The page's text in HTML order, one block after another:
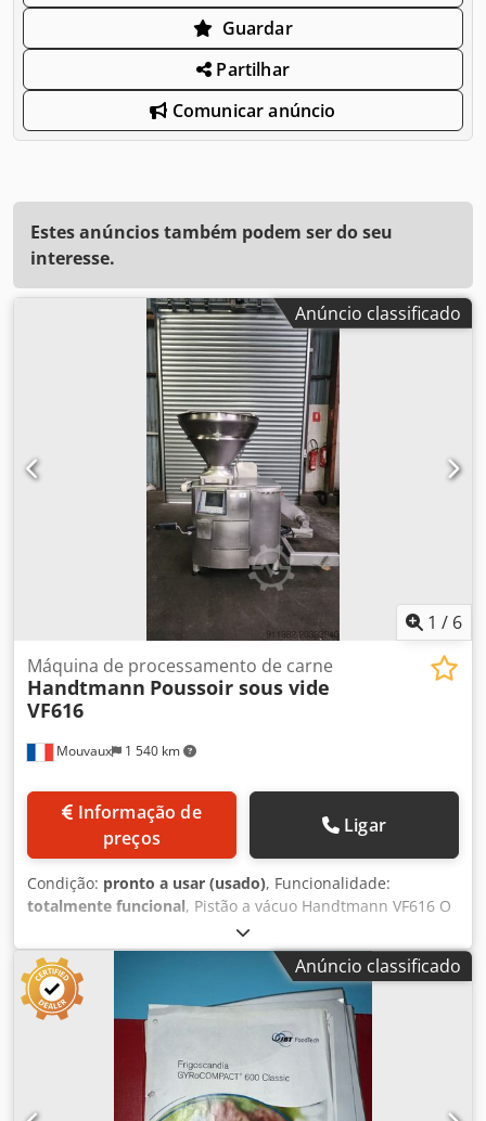
Guardar
Partilhar
Comunicar anúncio
Estes anúncios também podem ser do seu
interesse.
Anúncio classificado
1 / 6
Mouvaux 1 540 km
Máquina de processamento de carne
Handtmann Poussoir sous vide
VF616
preços
Ligar
Condição: pronto a usar (usado), Funcionalidade:
totalmente funcional, Pistão a vácuo Handtmann VF616 O
pistão a vácuo Handtmann VF616 é uma máquina de
referência na indústria alimentar para o porcionamento
preciso de carnes e produtos pastosos. Graças à sua
tecnologia de ponta, garante enchimento constante,
mesmo em altas velocidades de produção, mantendo
sempre uma textura homogênea e sem bolhas de ar. É
ideal para linhas de produção industriais que exigem
produtividade, qualidade e higiene. Este pistão integra um
sistema de palhetas robusto, assegurando baixo desgaste
Anúncio classificado